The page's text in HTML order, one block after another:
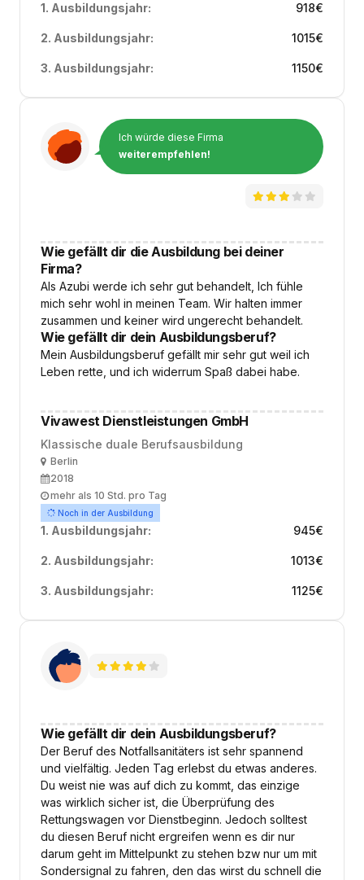
1. Ausbildungsjahr: 918€
2. Ausbildungsjahr: 1015€
3. Ausbildungsjahr: 1150€
Ich würde diese Firma
weiterempfehlen!
Wie gefällt dir die Ausbildung bei deiner
Firma?
Als Azubi werde ich sehr gut behandelt, Ich fühle
mich sehr wohl in meinen Team. Wir halten immer
zusammen und keiner wird ungerecht behandelt.
Wie gefällt dir dein Ausbildungsberuf?
Mein Ausbildungsberuf gefällt mir sehr gut weil ich
Leben rette, und ich widerrum Spaß dabei habe.
Vivawest Dienstleistungen GmbH
Klassische duale Berufsausbildung
OrtBerlin
Ausbildungsbeginn
2018
Arbeitszeit
mehr als 10 Std. pro Tag
Noch in der Ausbildung
1. Ausbildungsjahr: 945€
2. Ausbildungsjahr: 1013€
3. Ausbildungsjahr: 1125€
Wie gefällt dir dein Ausbildungsberuf?
Der Beruf des Notfallsanitäters ist sehr spannend
und vielfältig. Jeden Tag erlebst du etwas anderes.
Du weist nie was auf dich zu kommt, das einzige
was wirklich sicher ist, die Überprüfung des
Rettungswagen vor Dienstbeginn. Jedoch solltest
du diesen Beruf nicht ergreifen wenn es dir nur
darum geht im Mittelpunkt zu stehen bzw nur um mit
Sondersignal zu fahren, den das wirst du schnell die